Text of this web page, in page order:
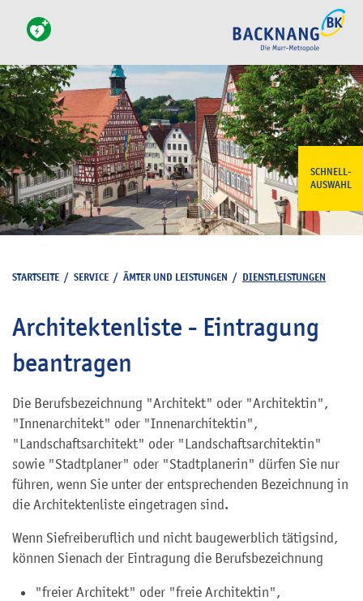
SCHNELL-
AUSWAHL
STARTSEITE / SERVICE / ÄMTER UND LEISTUNGEN / DIENSTLEISTUNGEN
Architektenliste - Eintragung
beantragen
Die Berufsbezeichnung "Architekt" oder "Architektin",
"Innenarchitekt" oder "Innenarchitektin",
"Landschaftsarchitekt" oder "Landschaftsarchitektin"
sowie "Stadtplaner" oder "Stadtplanerin" dürfen Sie nur
führen, wenn Sie unter der entsprechenden Bezeichnung in
die Architektenliste eingetragen sind.
Wenn Siefreiberuflich und nicht baugewerblich tätigsind,
können Sienach der Eintragung die Berufsbezeichnung
"freier Architekt" oder "freie Architektin",